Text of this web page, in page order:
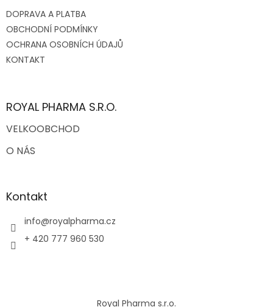
DOPRAVA A PLATBA
OBCHODNÍ PODMÍNKY
OCHRANA OSOBNÍCH ÚDAJŮ
KONTAKT
ROYAL PHARMA S.R.O.
VELKOOBCHOD
O NÁS
Kontakt
info@royalpharma.cz
+ 420 777 960 530
Royal Pharma s.r.o.